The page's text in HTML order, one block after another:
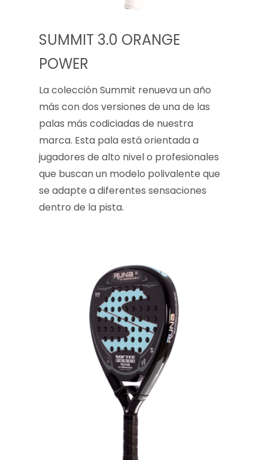
SUMMIT 3.0 ORANGE
POWER
La colección Summit renueva un año
más con dos versiones de una de las
palas más codiciadas de nuestra
marca. Esta pala está orientada a
jugadores de alto nivel o profesionales
que buscan un modelo polivalente que
se adapte a diferentes sensaciones
dentro de la pista.